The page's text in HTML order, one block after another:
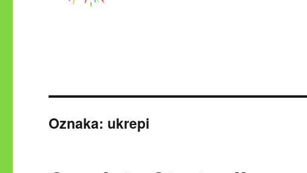
Oznaka: ukrepi